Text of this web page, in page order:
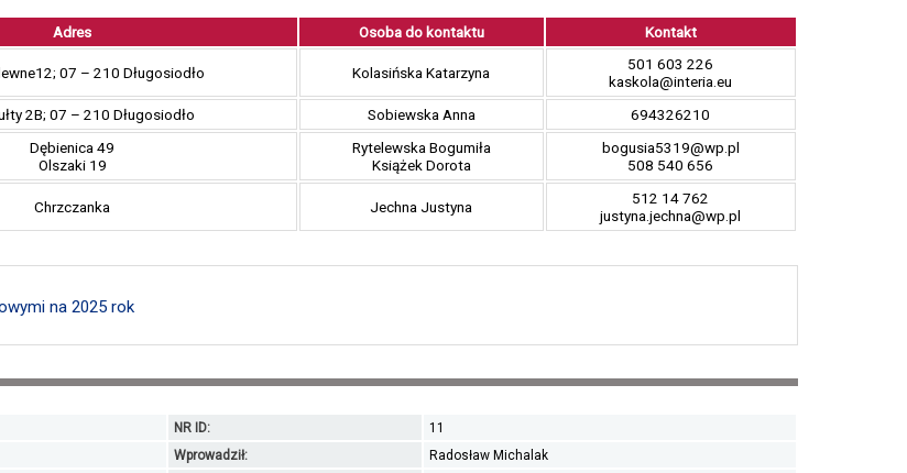
Adres Osoba do kontaktu Kontakt
07 – 210 Długosiodło Kolasińska Katarzyna
501 603 226
kaskola@interia.eu
2B; 07 – 210 Długosiodło Sobiewska Anna 694326210
Dębienica 49
Olszaki 19
Rytelewska Bogumiła
Książek Dorota
bogusia5319@wp.pl
508 540 656
Chrzczanka Jechna Justyna
512 14 762
justyna.jechna@wp.pl
na 2025 rok
NR ID:
11
Wprowadził:
Radosław Michalak